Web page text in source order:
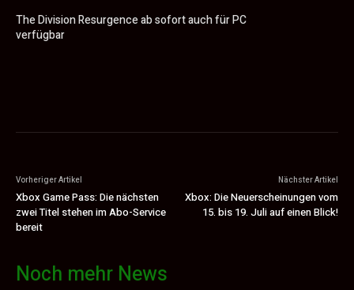
The Division Resurgence ab sofort auch für PC
verfügbar
Vorheriger Artikel
Xbox Game Pass: Die nächsten
zwei Titel stehen im Abo-Service
bereit
Nächster Artikel
Xbox: Die Neuerscheinungen vom
15. bis 19. Juli auf einen Blick!
Noch mehr News